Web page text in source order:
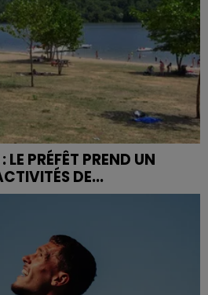
PRÉFÊT PREND UN
DE...